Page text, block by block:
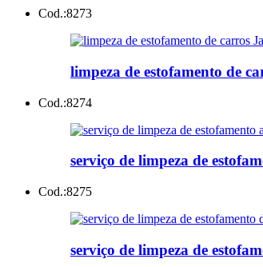
Cod.:8273
limpeza de estofamento de
Cod.:8274
serviço de limpeza de
Cod.:8275
serviço de limpeza de